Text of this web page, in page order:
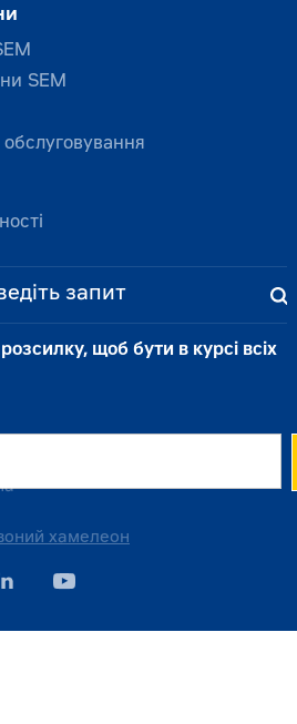
SEM
обслуговування
щоб бути в курсі всіх
хамелеон